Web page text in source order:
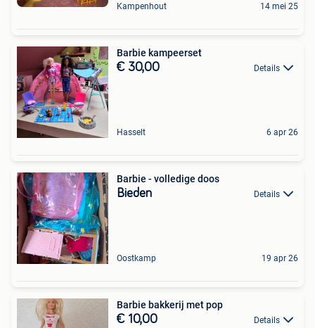
Kampenhout 14 mei 25
Barbie kampeerset
€ 30,00 Details
Hasselt 6 apr 26
Barbie - volledige doos
Bieden Details
Oostkamp 19 apr 26
Barbie bakkerij met pop
€ 10,00 Details